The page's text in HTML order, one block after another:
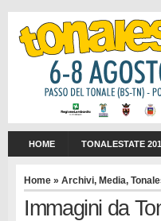
HOME TONALESTATE
Home » Archivi, Media,
Immagini da